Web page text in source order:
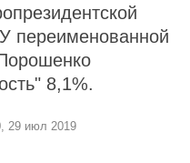
переименованной
8,1%.
29 июл 2019